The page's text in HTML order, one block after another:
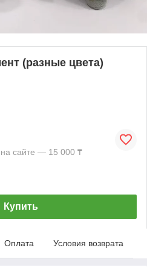
(разные цвета)
сайте — 15 000 ₸
Купить
Оплата Условия возврата